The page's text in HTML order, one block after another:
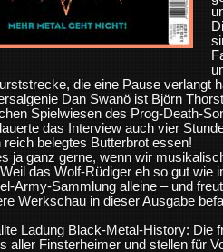
die eine Pause verlangt
Dan Swanö ist Björn
Spielwiesen des Prog-Death-
das Interview auch vier
reich belegtes Butterbrot essen!
ja ganz gerne, wenn wir
das Wolf-Rüdiger eh so gut wie
Army-Sammlung alleine – und
Werkschau in dieser Ausgabe
Ladung Black-Metal-History: Die
aller Finsterheimer und stellen für